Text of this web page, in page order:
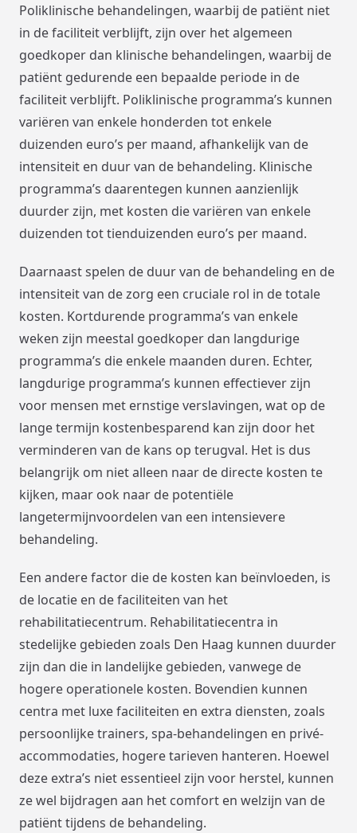
Poliklinische behandelingen, waarbij de patiënt niet
in de faciliteit verblijft, zijn over het algemeen
goedkoper dan klinische behandelingen, waarbij de
patiënt gedurende een bepaalde periode in de
faciliteit verblijft. Poliklinische programma’s kunnen
variëren van enkele honderden tot enkele
duizenden euro’s per maand, afhankelijk van de
intensiteit en duur van de behandeling. Klinische
programma’s daarentegen kunnen aanzienlijk
duurder zijn, met kosten die variëren van enkele
duizenden tot tienduizenden euro’s per maand.
Daarnaast spelen de duur van de behandeling en de
intensiteit van de zorg een cruciale rol in de totale
kosten. Kortdurende programma’s van enkele
weken zijn meestal goedkoper dan langdurige
programma’s die enkele maanden duren. Echter,
langdurige programma’s kunnen effectiever zijn
voor mensen met ernstige verslavingen, wat op de
lange termijn kostenbesparend kan zijn door het
verminderen van de kans op terugval. Het is dus
belangrijk om niet alleen naar de directe kosten te
kijken, maar ook naar de potentiële
langetermijnvoordelen van een intensievere
behandeling.
Een andere factor die de kosten kan beïnvloeden, is
de locatie en de faciliteiten van het
rehabilitatiecentrum. Rehabilitatiecentra in
stedelijke gebieden zoals Den Haag kunnen duurder
zijn dan die in landelijke gebieden, vanwege de
hogere operationele kosten. Bovendien kunnen
centra met luxe faciliteiten en extra diensten, zoals
persoonlijke trainers, spa-behandelingen en privé-
accommodaties, hogere tarieven hanteren. Hoewel
deze extra’s niet essentieel zijn voor herstel, kunnen
ze wel bijdragen aan het comfort en welzijn van de
patiënt tijdens de behandeling.